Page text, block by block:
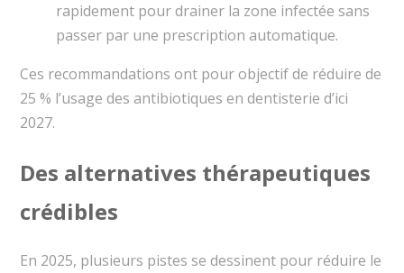
rapidement pour drainer la zone infectée sans
passer par une prescription automatique.
Ces recommandations ont pour objectif de réduire de
25 % l’usage des antibiotiques en dentisterie d’ici
2027.
Des alternatives thérapeutiques
crédibles
En 2025, plusieurs pistes se dessinent pour réduire le